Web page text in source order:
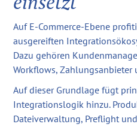
Auf E-Commerce-Ebene
ausgereiften
Dazu gehören
Workflows, Zahlungsanbieter
Auf dieser Grundlage fügt
Integrationslogik hinzu.
Dateiverwaltung, Preflight